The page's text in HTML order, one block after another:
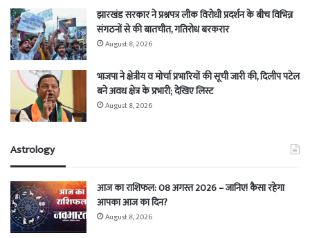
झारखंड सरकार ने प्रश्नपत्र लीक विरोधी प्रदर्शन के बीच विभिन्न
संगठनों से की बातचीत, गतिरोध बरकरार
August 8, 2026
भाजपा ने क्षेत्रीय व मोर्चा प्रभारियों की सूची जारी की, दिलीप पटेल
बने अवध क्षेत्र के प्रभारी; देखिए लिस्ट
August 8, 2026
Astrology
आज का राशिफल: 08 अगस्त 2026 – जानिए! कैसा रहेगा
आपका आज का दिन?
August 8, 2026